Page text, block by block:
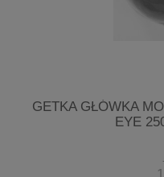
GETKA GŁÓWKA
EYE